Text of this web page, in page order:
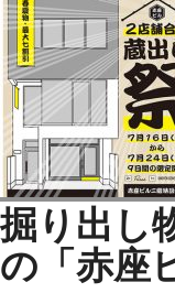
掘り出し
の「赤座